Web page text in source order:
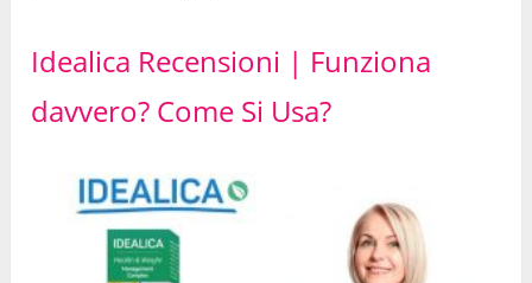
Idealica Recensioni | Funziona
davvero? Come Si Usa?